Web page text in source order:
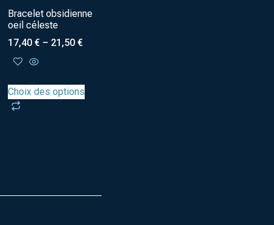
Bracelet obsidienne
oeil céleste
17,40€ – 21,50€
Choix des options